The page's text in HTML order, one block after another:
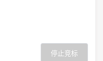
停止竞标